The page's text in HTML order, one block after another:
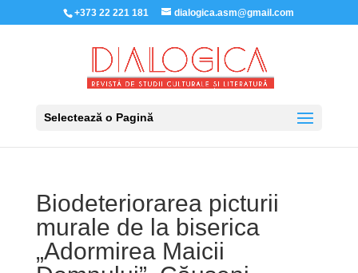
+373 22 221 181 dialogica.asm@gmail.com
Selectează o Pagină
Biodeteriorarea picturii
murale de la biserica
„Adormirea Maicii